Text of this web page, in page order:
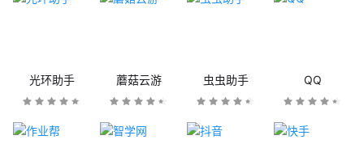
光环助手 蘑菇云游 虫虫助手 QQ